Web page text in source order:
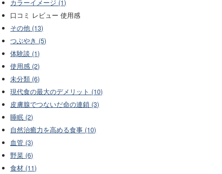
カラーイメージ (1)
口コミ レビュー 使用感
その他 (13)
つぶやき (5)
体験談 (1)
使用感 (2)
未分類 (6)
現代食の最大のデメリット (10)
皮膚腺でつないだ命の連鎖 (3)
睡眠 (2)
自然治癒力を高める食事 (10)
血管 (3)
野菜 (6)
食材 (11)